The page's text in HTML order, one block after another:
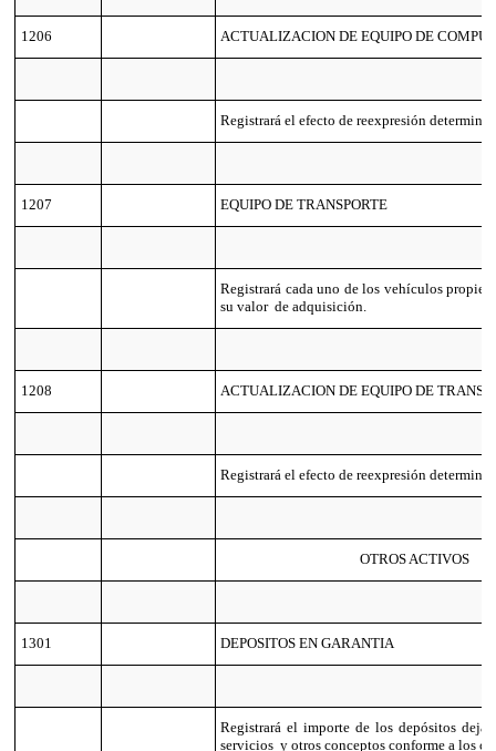
1206 ACTUALIZACION DE EQUIPO DE
Registrará el efecto de reexpresión
1207 EQUIPO DE TRANSPORTE
Registrará cada uno de los vehículos
su valor de adquisición.
1208 ACTUALIZACION DE EQUIPO DE
Registrará el efecto de reexpresión
OTROS ACTIVOS
1301 DEPOSITOS EN GARANTIA
Registrará el importe de los depósitos
servicios y otros conceptos conforme a los